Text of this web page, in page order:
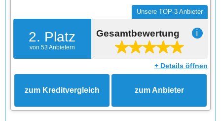
2. Platz
von 53 Anbietern
Unsere TOP-3 Anbieter
Gesamtbewertung ℹ
+ Details öffnen
zum Kreditvergleich zum Anbieter